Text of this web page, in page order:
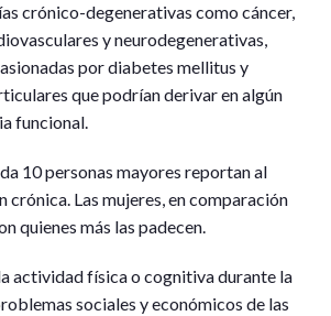
crónico-degenerativas como cáncer,
y neurodegenerativas,
por diabetes mellitus y
que podrían derivar en algún
funcional.
10 personas mayores reportan al
crónica. Las mujeres, en comparación
quienes más las padecen.
actividad física o cognitiva durante la
sociales y económicos de las